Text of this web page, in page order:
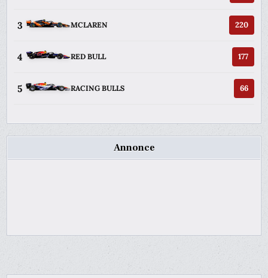
3 MCLAREN 220
4 RED BULL 177
5 RACING BULLS 66
Annonce